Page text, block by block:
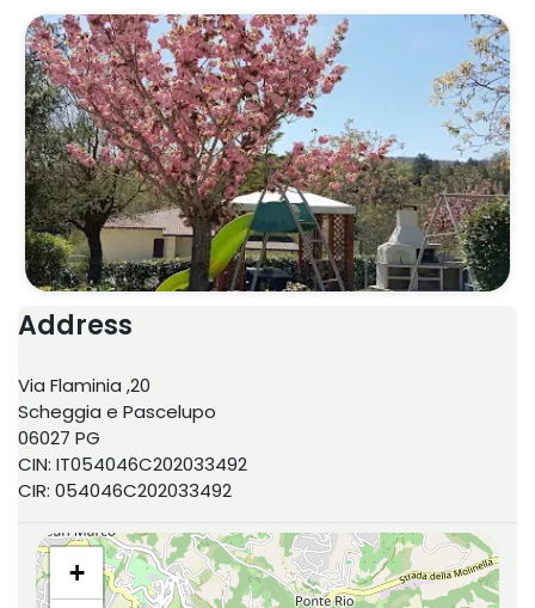
Address
Via Flaminia ,20
Scheggia e Pascelupo
06027 PG
CIN: IT054046C202033492
CIR: 054046C202033492
+